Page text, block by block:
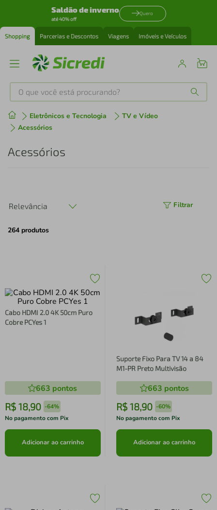
Saldão de inverno
até 40% off
Quero
Shopping Parcerias e Descontos Viagens Imóveis e Veículos
O que você está procurando?
Eletrônicos e Tecnologia
TV e Vídeo
Acessórios
Acessórios
Relevância Filtrar
264 produtos
Cabo HDMI 2.0 4K 50cm Puro
Cobre PCYes 1
663 pontos
R$ 18,90 -64%
No pagamento com Pix
Adicionar ao carrinho
Suporte Fixo Para TV 14 a 84
M1-PR Preto Multivisão
663 pontos
R$ 18,90 -60%
No pagamento com Pix
Adicionar ao carrinho
Produtos mais buscados